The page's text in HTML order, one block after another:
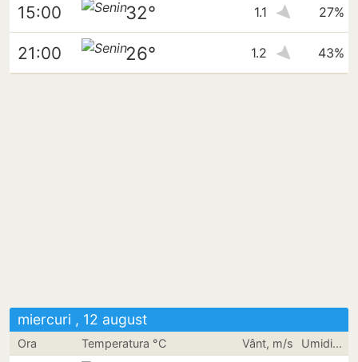
15:00 32° 1.1 27%
21:00 26° 1.2 43%
miercuri , 12 august
Ora Temperatura °C Vânt, m/s Umiditate